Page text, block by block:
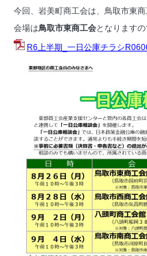
今回、岩美町商工会は、鳥取市東
会場は鳥取市東商工会となりますの
R6上半期_一日公庫チラシ